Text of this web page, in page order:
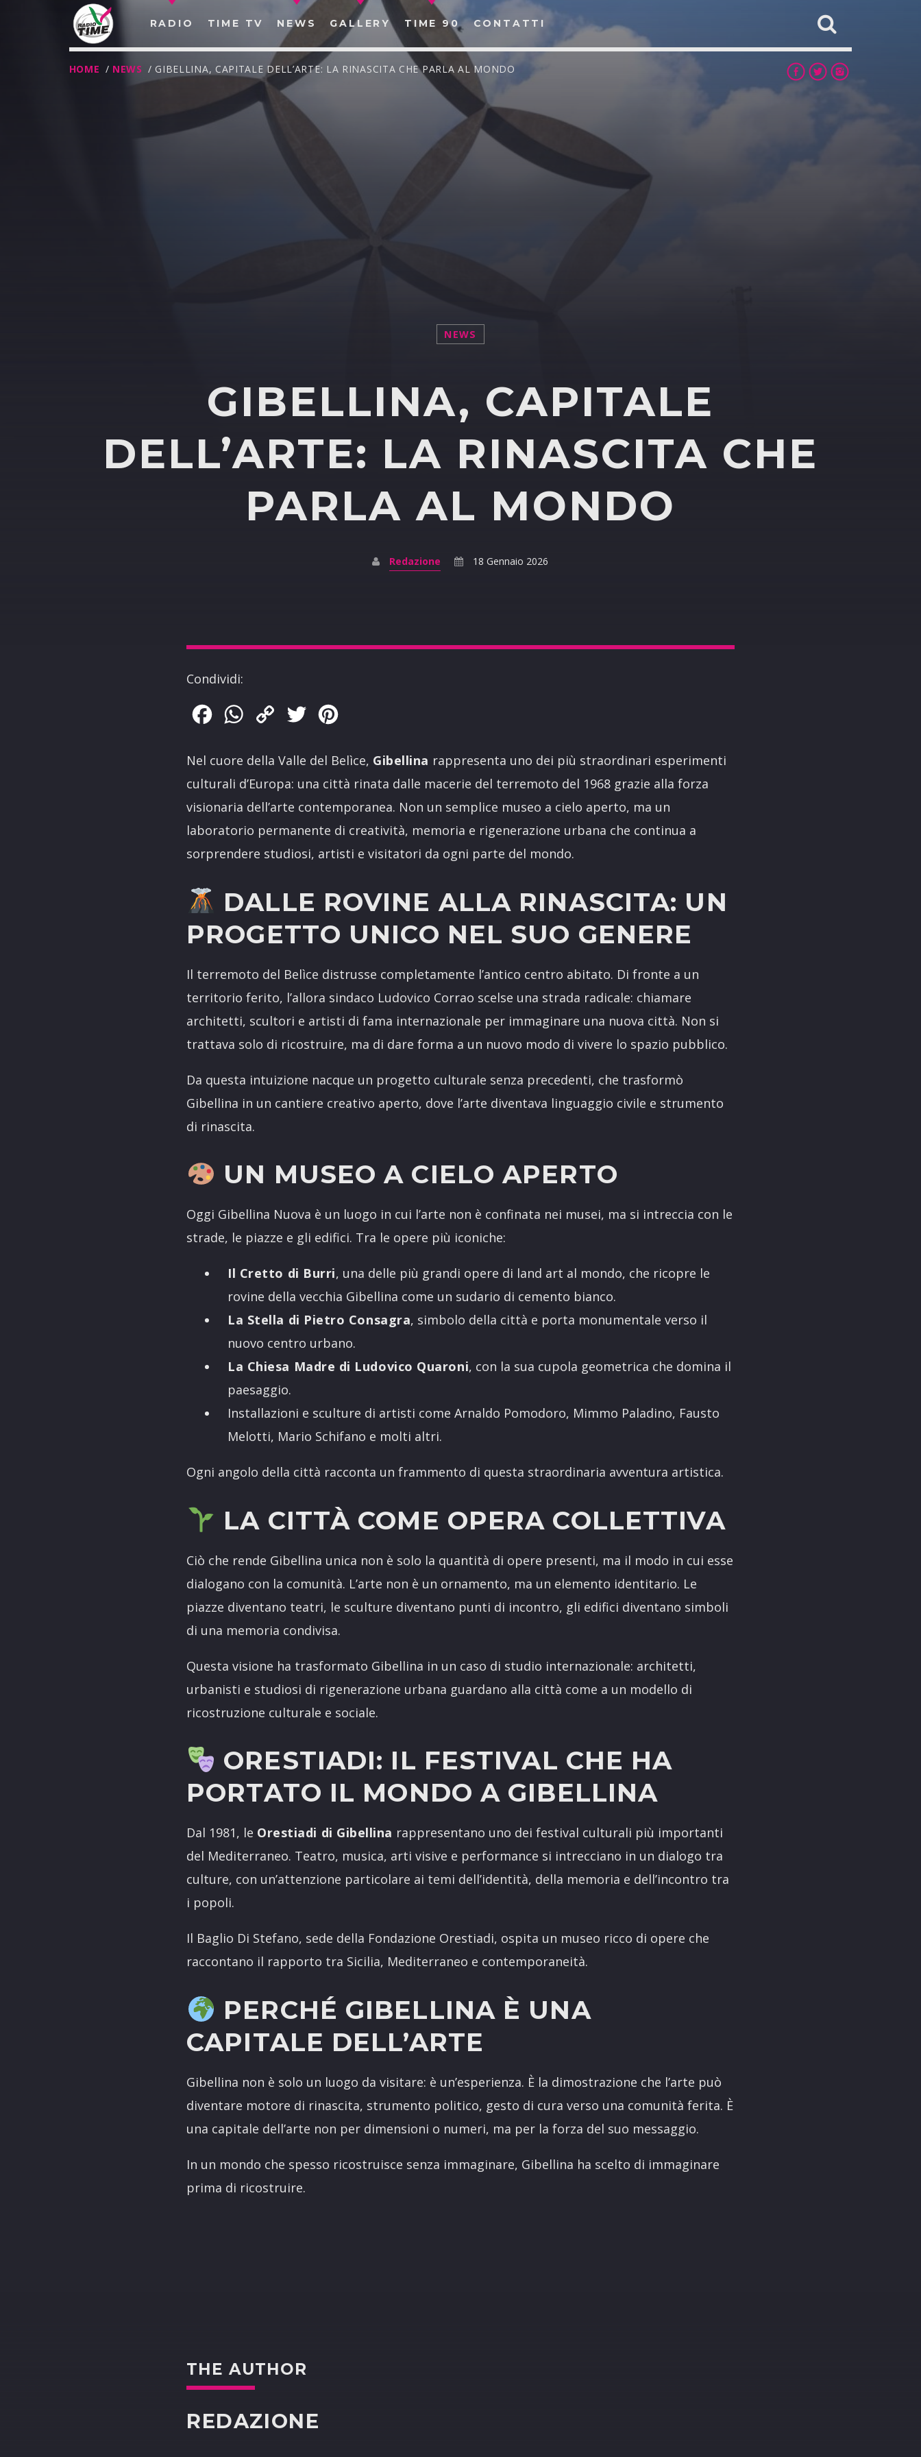
RADIO TIME TV NEWS GALLERY TIME 90 CONTATTI
CERCA NEL SITO WEB:
HOME / NEWS / GIBELLINA, CAPITALE DELL’ARTE: LA RINASCITA CHE PARLA AL MONDO
NEWS
GIBELLINA, CAPITALE
DELL’ARTE: LA RINASCITA CHE
PARLA AL MONDO
Redazione 18 Gennaio 2026
Condividi:
FacebookWhatsApp
Copy
Twitter
Nel cuore della Valle del Belìce, Gibellina rappresenta uno dei più straordinari esperimenti
culturali d’Europa: una città rinata dalle macerie del terremoto del 1968 grazie alla forza
visionaria dell’arte contemporanea. Non un semplice museo a cielo aperto, ma un
laboratorio permanente di creatività, memoria e rigenerazione urbana che continua a
sorprendere studiosi, artisti e visitatori da ogni parte del mondo.
DALLE ROVINE ALLA RINASCITA: UN
PROGETTO UNICO NEL SUO GENERE
Il terremoto del Belìce distrusse completamente l’antico centro abitato. Di fronte a un
territorio ferito, l’allora sindaco Ludovico Corrao scelse una strada radicale: chiamare
architetti, scultori e artisti di fama internazionale per immaginare una nuova città. Non si
trattava solo di ricostruire, ma di dare forma a un nuovo modo di vivere lo spazio pubblico.
Da questa intuizione nacque un progetto culturale senza precedenti, che trasformò
Gibellina in un cantiere creativo aperto, dove l’arte diventava linguaggio civile e strumento
di rinascita.
UN MUSEO A CIELO APERTO
Oggi Gibellina Nuova è un luogo in cui l’arte non è confinata nei musei, ma si intreccia con le
strade, le piazze e gli edifici. Tra le opere più iconiche:
Il Cretto di Burri, una delle più grandi opere di land art al mondo, che ricopre le
rovine della vecchia Gibellina come un sudario di cemento bianco.
La Stella di Pietro Consagra, simbolo della città e porta monumentale verso il
nuovo centro urbano.
La Chiesa Madre di Ludovico Quaroni, con la sua cupola geometrica che domina il
paesaggio.
Installazioni e sculture di artisti come Arnaldo Pomodoro, Mimmo Paladino, Fausto
Melotti, Mario Schifano e molti altri.
Ogni angolo della città racconta un frammento di questa straordinaria avventura artistica.
LA CITTÀ COME OPERA COLLETTIVA
Ciò che rende Gibellina unica non è solo la quantità di opere presenti, ma il modo in cui esse
dialogano con la comunità. L’arte non è un ornamento, ma un elemento identitario. Le
piazze diventano teatri, le sculture diventano punti di incontro, gli edifici diventano simboli
di una memoria condivisa.
Questa visione ha trasformato Gibellina in un caso di studio internazionale: architetti,
urbanisti e studiosi di rigenerazione urbana guardano alla città come a un modello di
ricostruzione culturale e sociale.
ORESTIADI: IL FESTIVAL CHE HA
PORTATO IL MONDO A GIBELLINA
Dal 1981, le Orestiadi di Gibellina rappresentano uno dei festival culturali più importanti
del Mediterraneo. Teatro, musica, arti visive e performance si intrecciano in un dialogo tra
culture, con un’attenzione particolare ai temi dell’identità, della memoria e dell’incontro tra
i popoli.
Il Baglio Di Stefano, sede della Fondazione Orestiadi, ospita un museo ricco di opere che
raccontano il rapporto tra Sicilia, Mediterraneo e contemporaneità.
PERCHÉ GIBELLINA È UNA
CAPITALE DELL’ARTE
Gibellina non è solo un luogo da visitare: è un’esperienza. È la dimostrazione che l’arte può
diventare motore di rinascita, strumento politico, gesto di cura verso una comunità ferita. È
una capitale dell’arte non per dimensioni o numeri, ma per la forza del suo messaggio.
In un mondo che spesso ricostruisce senza immaginare, Gibellina ha scelto di immaginare
prima di ricostruire.
THE AUTHOR
REDAZIONE